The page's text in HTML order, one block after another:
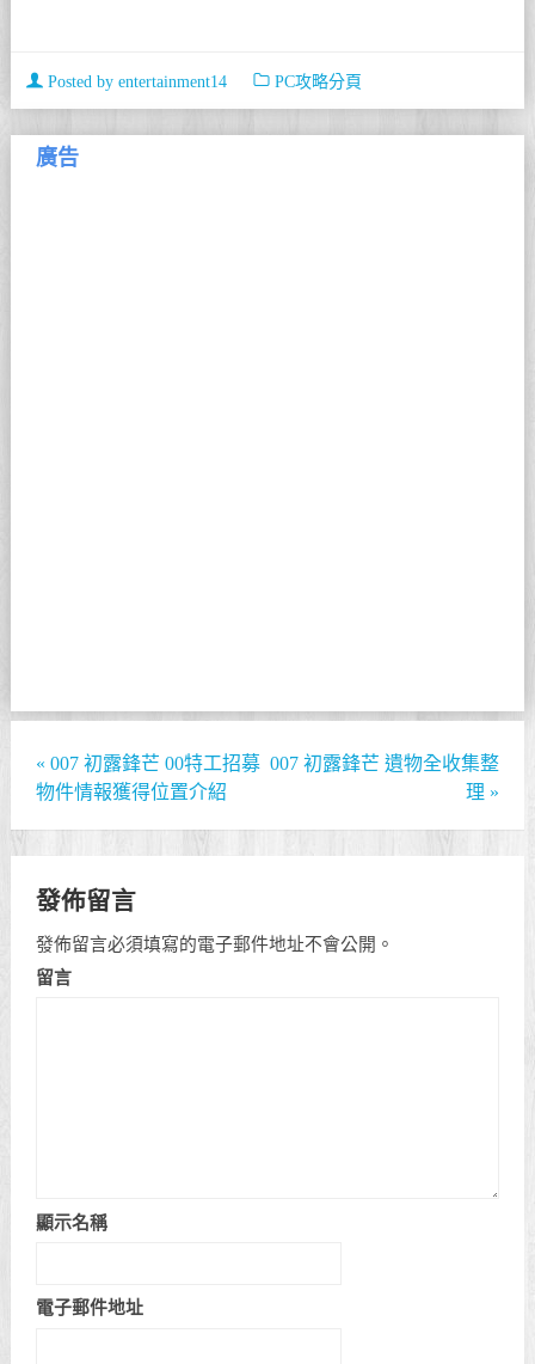
Posted by entertainment14 PC攻略分頁
廣告
« 007 初露鋒芒 00特工招募
物件情報獲得位置介紹
007 初露鋒芒 遺物全收集整
理 »
發佈留言
發佈留言必須填寫的電子郵件地址不會公開。
留言
顯示名稱
電子郵件地址